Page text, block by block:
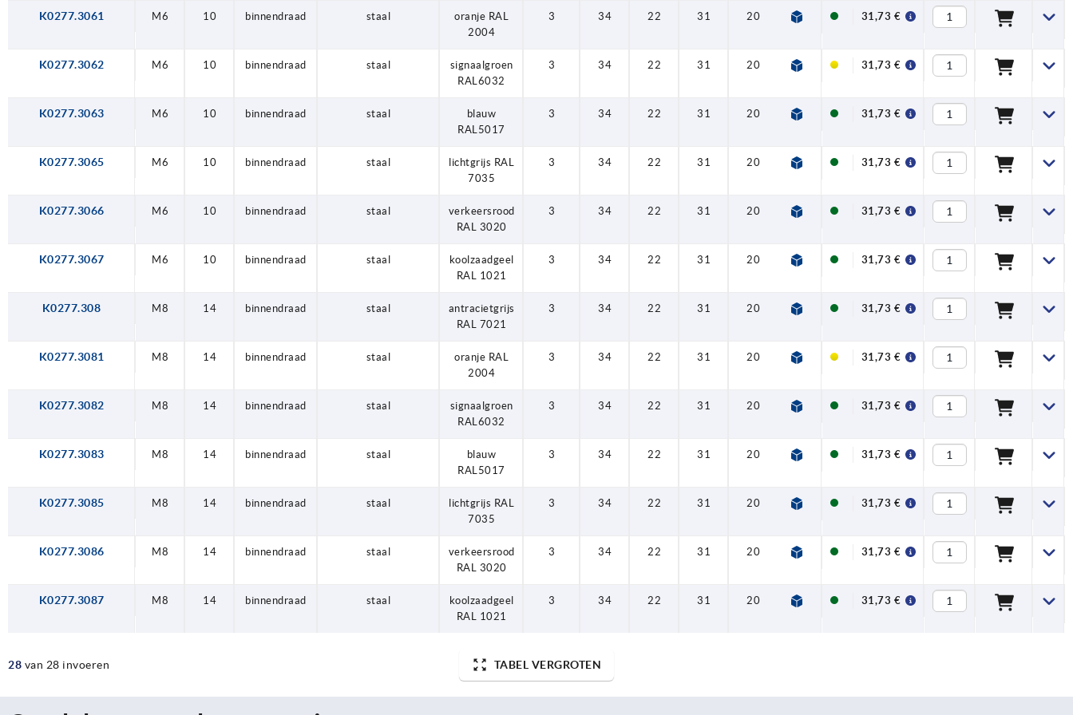
K0277.3061 M6 10 binnendraad staal
oranje RAL
2004
3 34 22 31 20 37,5 14,5 0,1 - 0,3
31,73 €
K0277.3062 M6 10 binnendraad staal
signaalgroen
RAL6032
3 34 22 31 20 37,5 14,5 0,1 - 0,3
31,73 €
K0277.3063 M6 10 binnendraad staal
blauw
RAL5017
3 34 22 31 20 37,5 14,5 0,1 - 0,3
31,73 €
K0277.3065 M6 10 binnendraad staal
lichtgrijs RAL
7035
3 34 22 31 20 37,5 14,5 0,1 - 0,3
31,73 €
K0277.3066 M6 10 binnendraad staal
verkeersrood
RAL 3020
3 34 22 31 20 37,5 14,5 0,1 - 0,3
31,73 €
K0277.3067 M6 10 binnendraad staal
koolzaadgeel
RAL 1021
3 34 22 31 20 37,5 14,5 0,1 - 0,3
31,73 €
K0277.308 M8 14 binnendraad staal
antracietgrijs
RAL 7021
3 34 22 31 20 37,5 14,5 0,1 - 0,3
31,73 €
K0277.3081 M8 14 binnendraad staal
oranje RAL
2004
3 34 22 31 20 37,5 14,5 0,1 - 0,3
31,73 €
K0277.3082 M8 14 binnendraad staal
signaalgroen
RAL6032
3 34 22 31 20 37,5 14,5 0,1 - 0,3
31,73 €
K0277.3083 M8 14 binnendraad staal
blauw
RAL5017
3 34 22 31 20 37,5 14,5 0,1 - 0,3
31,73 €
K0277.3085 M8 14 binnendraad staal
lichtgrijs RAL
7035
3 34 22 31 20 37,5 14,5 0,1 - 0,3
31,73 €
K0277.3086 M8 14 binnendraad staal
verkeersrood
RAL 3020
3 34 22 31 20 37,5 14,5 0,1 - 0,3
31,73 €
K0277.3087 M8 14 binnendraad staal
koolzaadgeel
RAL 1021
3 34 22 31 20 37,5 14,5 0,1 - 0,3
31,73 €
28 van 28 invoeren TABEL VERGROTEN